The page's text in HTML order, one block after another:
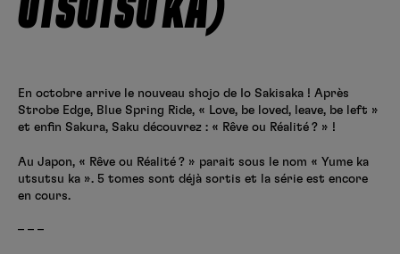
UTSUTSU KA)
En octobre arrive le nouveau shojo de Io Sakisaka ! Après
Strobe Edge, Blue Spring Ride, « Love, be loved, leave, be left »
et enfin Sakura, Saku découvrez : « Rêve ou Réalité ? » !
Au Japon, « Rêve ou Réalité ? » parait sous le nom « Yume ka
utsutsu ka ». 5 tomes sont déjà sortis et la série est encore
en cours.
– – –
Hunter x Hunter
Black Butler